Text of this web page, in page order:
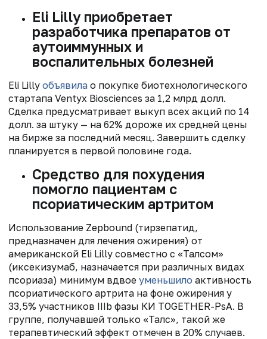
Eli Lilly приобретает
разработчика препаратов от
аутоиммунных и
воспалительных болезней
Eli Lilly объявила о покупке биотехнологического
стартапа Ventyx Biosciences за 1,2 млрд долл.
Сделка предусматривает выкуп всех акций по 14
долл. за штуку — на 62% дороже их средней цены
на бирже за последний месяц. Завершить сделку
планируется в первой половине года.
Средство для похудения
помогло пациентам с
псориатическим артритом
Использование Zepbound (тирзепатид,
предназначен для лечения ожирения) от
американской Eli Lilly совместно с «Талсом»
(иксекизумаб, назначается при различных видах
псориаза) минимум вдвое уменьшило активность
псориатического артрита на фоне ожирения у
33,5% участников IIIb фазы КИ TOGETHER-PsA. В
группе, получавшей только «Талс», такой же
терапевтический эффект отмечен в 20% случаев.